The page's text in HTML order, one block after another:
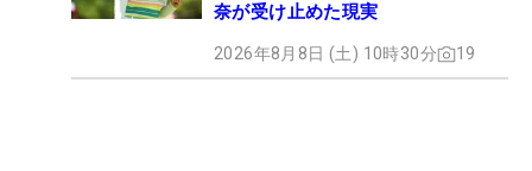
奈が受け止めた現実
2026年8月8日 (土) 10時30分 19